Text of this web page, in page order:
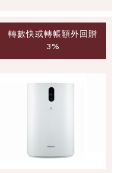
轉數快或轉帳額外回贈
3%